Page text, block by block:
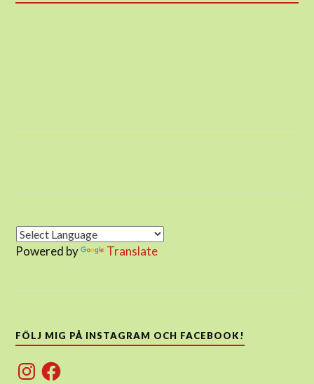
Powered by Translate
FÖLJ MIG PÅ INSTAGRAM OCH FACEBOOK!
InstagramFacebook